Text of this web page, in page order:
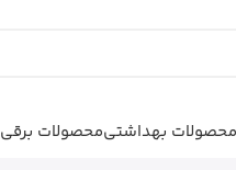
محصولات بهداشتیمحصولات برقی